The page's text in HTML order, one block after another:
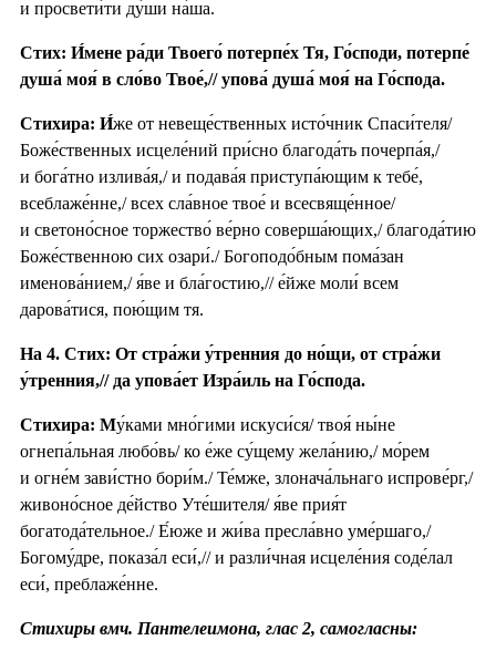
и просвети́ти ду́ши на́ша.
Стих: И́мене ра́ди Твоего́ потерпе́х Тя, Го́споди, потерпе́
душа́ моя́ в сло́во Твое́,// упова́ душа́ моя́ на Го́спода.
Стихира: И́же от невеще́ственных исто́чник Спаси́теля/
Боже́ственных исцеле́ний при́сно благода́ть почерпа́я,/
и бога́тно излива́я,/ и подава́я приступа́ющим к тебе́,
всеблаже́нне,/ всех сла́вное твое́ и всесвяще́нное/
и светоно́сное торжество́ ве́рно соверша́ющих,/ благода́тию
Боже́ственною сих озари́./ Богоподо́бным пома́зан
именова́нием,/ я́ве и бла́гостию,// е́йже моли́ всем
дарова́тися, пою́щим тя.
На 4. Стих: От стра́жи у́тренния до но́щи, от стра́жи
у́тренния,// да упова́ет Изра́иль на Го́спода.
Стихира: Му́ками мно́гими искуси́ся/ твоя́ ны́не
огнепа́льная любо́вь/ ко е́же су́щему жела́нию,/ мо́рем
и огне́м зави́стно бори́м./ Те́мже, злонача́льнаго испрове́рг,/
живоно́сное де́йство Уте́шителя/ я́ве прия́т
богатода́тельное./ Е́юже и жи́ва пресла́вно уме́ршаго,/
Богому́дре, показа́л еси́,// и разли́чная исцеле́ния соде́лал
еси́, преблаже́нне.
Стихиры вмч. Пантелеимона, глас 2, самогласны: